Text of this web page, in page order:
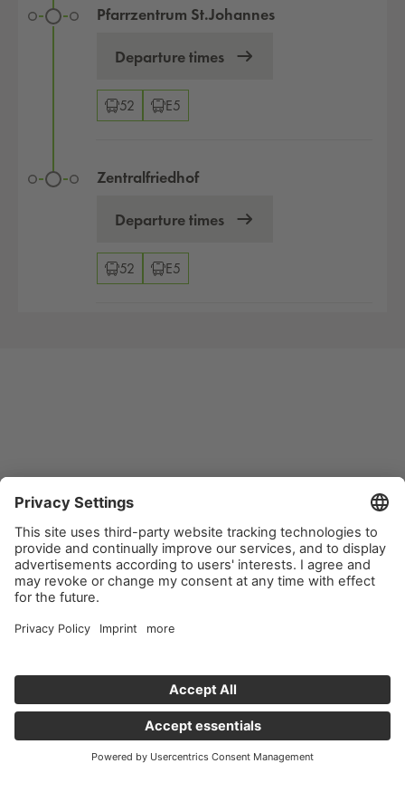
Pfarrzentrum St.Johannes
Departure times
Changeover options
52 E5
Zentralfriedhof
Departure times
Changeover options
52 E5